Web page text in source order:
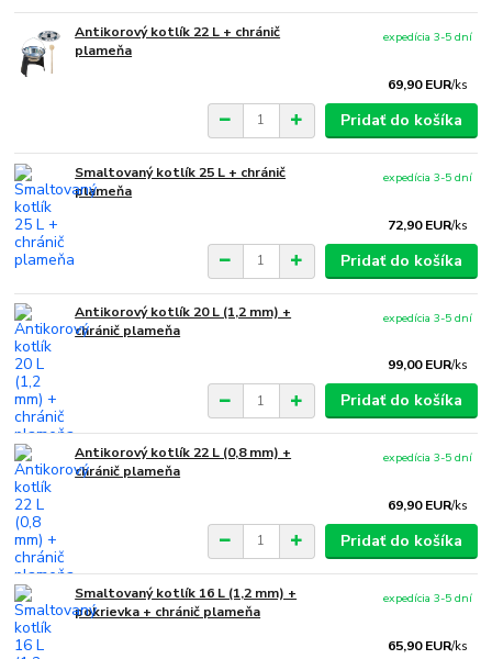
Antikorový kotlík 22 L + chránič
plameňa
69,90 EUR/ks
expedícia 3-5 dní
Pridať do košíka
Smaltovaný kotlík 25 L + chránič
plameňa
72,90 EUR/ks
expedícia 3-5 dní
Pridať do košíka
Antikorový kotlík 20 L (1,2 mm) +
chránič plameňa
99,00 EUR/ks
expedícia 3-5 dní
Pridať do košíka
Antikorový kotlík 22 L (0,8 mm) +
chránič plameňa
69,90 EUR/ks
expedícia 3-5 dní
Pridať do košíka
Smaltovaný kotlík 16 L (1,2 mm) +
pokrievka + chránič plameňa
65,90 EUR/ks
expedícia 3-5 dní